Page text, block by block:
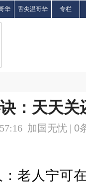
华 舌尖温哥华 专栏
：天天
加国无忧 | 0
老人宁可